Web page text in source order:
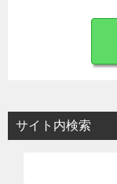
サイト内検索